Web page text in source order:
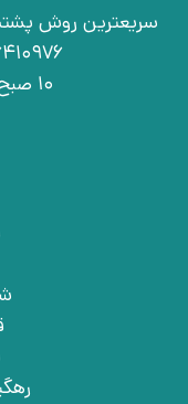
سریعترین روش
021-66410976 | 09030925756
10 صبح الی 15 (3 بعد از ظهر)